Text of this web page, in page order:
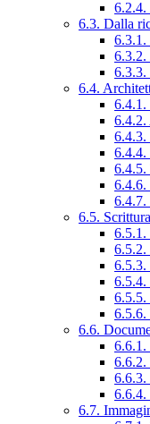
6.2.4.
6.3. Dalla
6.3.1.
6.3.2.
6.3.3.
6.4.
6.4.1.
6.4.2.
6.4.3.
6.4.4.
6.4.5.
6.4.6.
6.4.7.
6.5.
6.5.1.
6.5.2.
6.5.3.
6.5.4.
6.5.5.
6.5.6.
6.6.
6.6.1.
6.6.2.
6.6.3.
6.6.4.
6.7.